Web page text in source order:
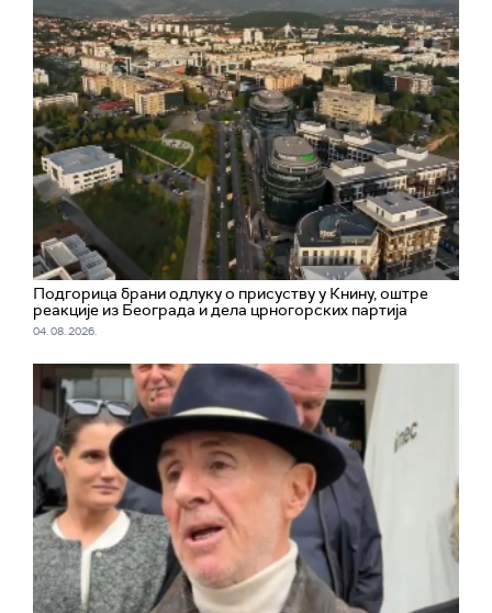
Подгорица брани одлуку о присуству у Книну, оштре
реакције из Београда и дела црногорских партија
04. 08. 2026.